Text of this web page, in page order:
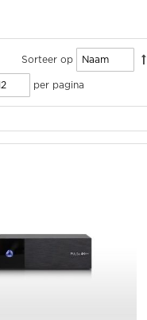
Sorteer op
per pagina